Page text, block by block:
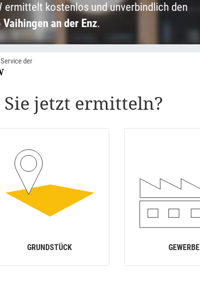
kostenlos und unverbindlich den
an der Enz.
der
jetzt ermitteln?
GRUNDSTÜCK GEWERBE